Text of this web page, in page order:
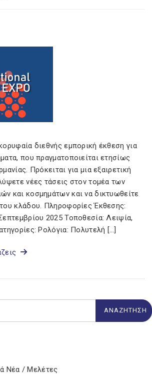
διεθνής εμπορική έκθεση για
που πραγματοποιείται ετησίως
Πρόκειται για μια εξαιρετική
νέες τάσεις στον τομέα των
και κοσμημάτων και να δικτυωθείτε
κλάδου. Πληροφορίες Έκθεσης:
2025 Τοποθεσία: Λειψία,
Ρολόγια: Πολυτελή […]
Νέα / Μελέτες